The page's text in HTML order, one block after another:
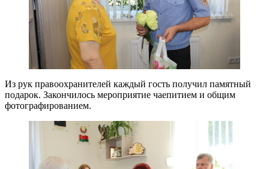
Из рук правоохранителей каждый гость получил памятный
подарок. Закончилось мероприятие чаепитием и общим
фотографированием.